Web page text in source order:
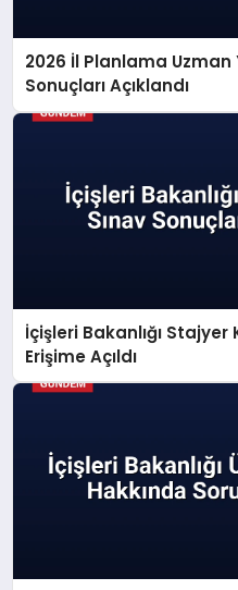
YAŞAM
2026 İl Planlama Uzman
Sonuçları Açıklandı
İçişleri Bakanlığı Stajyer
Erişime Açıldı